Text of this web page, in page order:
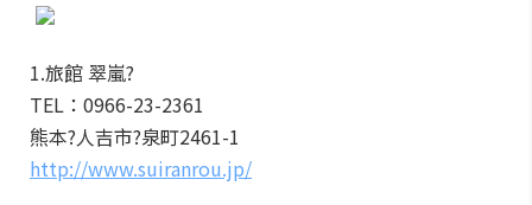
1.旅館 翠嵐?
TEL：0966-23-2361
熊本?人吉市?泉町2461-1
http://www.suiranrou.jp/